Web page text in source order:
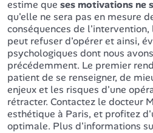
estime que ses motivations ne
qu'elle ne sera pas en mesure
conséquences de
peut refuser d'opérer et ainsi,
psychologiques dont nous
précédemment. Le premier
patient de se renseigner, de
enjeux et les risques d'une
rétracter. Contactez le docteur
esthétique à Paris, et profitez
optimale. Plus d'informations